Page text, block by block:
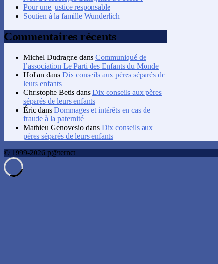
Pour une justice responsable
Soutien à la famille Wunderlich
Commentaires récents
Michel Dudragne dans Communiqué de
l’association Le Parti des Enfants du Monde
Hollan dans Dix conseils aux pères séparés de
leurs enfants
Christophe Betis dans Dix conseils aux pères
séparés de leurs enfants
Éric dans Dommages et intérêts en cas de
fraude à la paternité
Mathieu Genovesio dans Dix conseils aux
pères séparés de leurs enfants
© 1999-2026 p@ternet